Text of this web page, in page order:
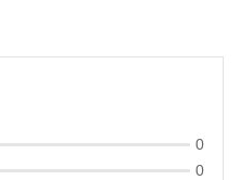
0
0